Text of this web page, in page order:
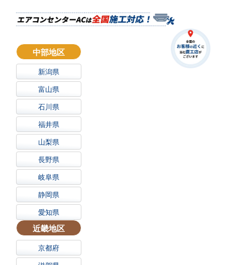
中部地区
新潟県
富山県
石川県
福井県
山梨県
長野県
岐阜県
静岡県
愛知県
近畿地区
京都府